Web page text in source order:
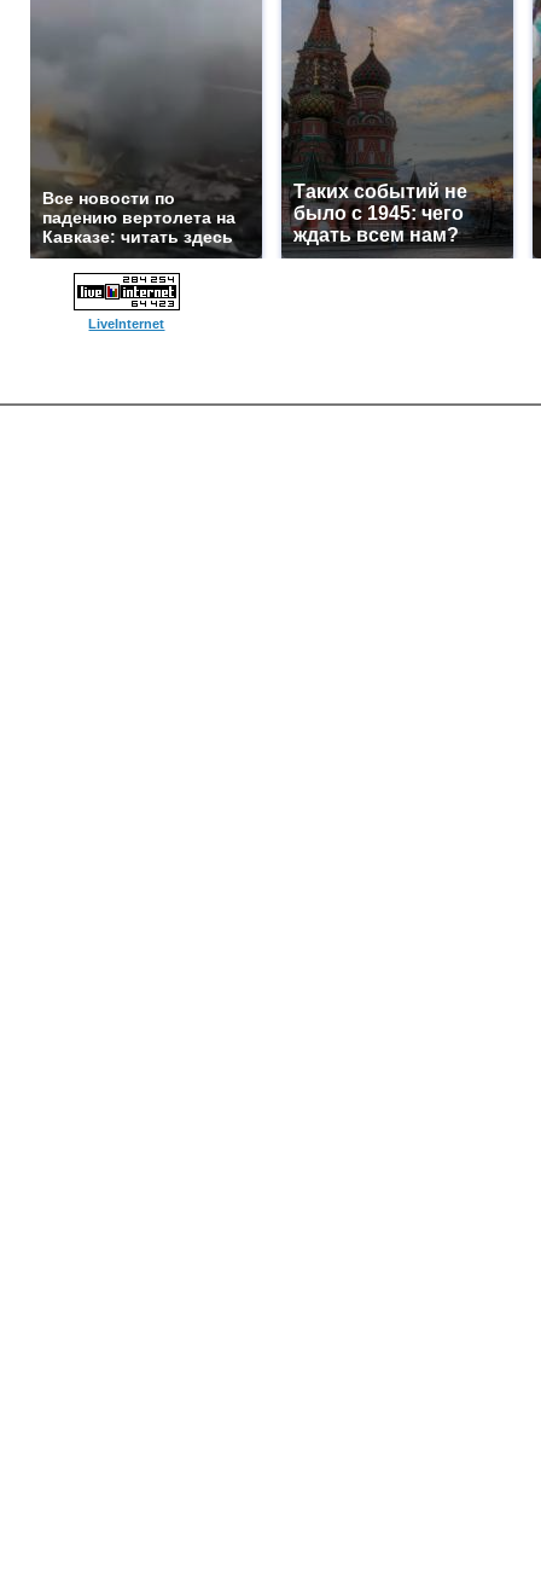
Все новости по
падению вертолета на
Кавказе: читать здесь
Таких событий не
было с 1945: чего
ждать всем нам?
LiveInternet